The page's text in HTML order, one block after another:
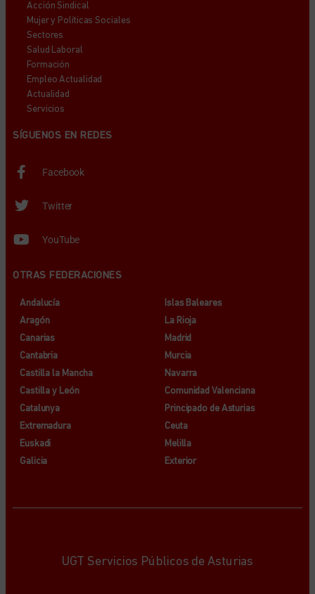
Acción Sindical
Mujer y Políticas Sociales
Sectores
Salud Laboral
Formación
Empleo Actualidad
Actualidad
Servicios
SÍGUENOS EN REDES
Facebook
Twitter
YouTube
OTRAS FEDERACIONES
Andalucía
Aragón
Canarias
Cantabria
Castilla la Mancha
Castilla y León
Catalunya
Extremadura
Euskadi
Galicia
Islas Baleares
La Rioja
Madrid
Murcia
Navarra
Comunidad Valenciana
Principado de Asturias
Ceuta
Melilla
Exterior
UGT Servicios Públicos de Asturias